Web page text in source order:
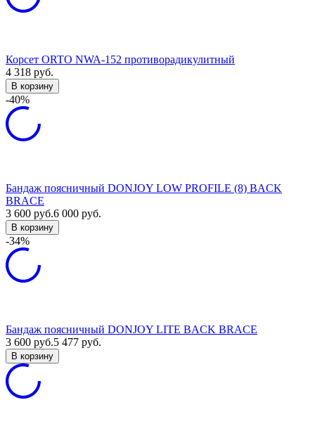
Корсет ORTO NWA-152 противорадикулитный
4 318 руб.
В корзину
-40%
Бандаж поясничный DONJOY LOW PROFILE (8) BACK
BRACE
3 600 руб.6 000 руб.
В корзину
-34%
Бандаж поясничный DONJOY LITE BACK BRACE
3 600 руб.5 477 руб.
В корзину